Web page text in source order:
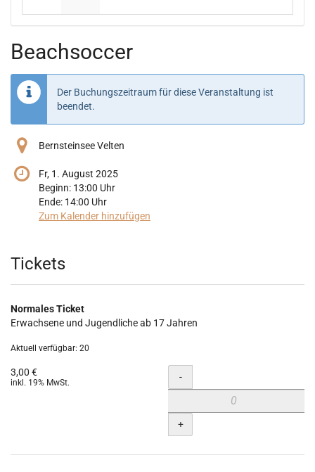
Keine Veranstaltungen
Keine Veranstaltungen
Beachsoccer
Der Buchungszeitraum für diese Veranstaltung ist
beendet.
Bernsteinsee Velten
Fr, 1. August 2025
Beginn: 13:00 Uhr
Ende: 14:00 Uhr
Zum Kalender hinzufügen
Produkte
Tickets
Normales Ticket
Erwachsene und Jugendliche ab 17 Jahren
Aktuell verfügbar: 20
3,00 €
inkl. 19% MwSt. Menge
-
+